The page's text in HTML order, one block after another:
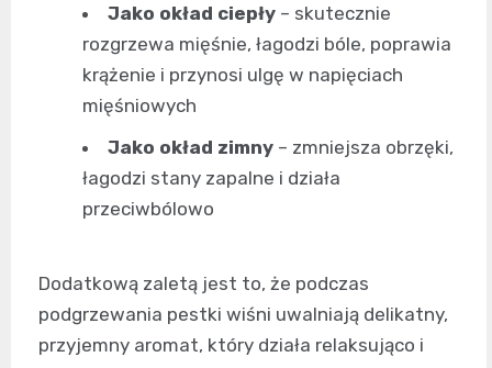
Jako okład ciepły – skutecznie
rozgrzewa mięśnie, łagodzi bóle, poprawia
krążenie i przynosi ulgę w napięciach
mięśniowych
Jako okład zimny – zmniejsza obrzęki,
łagodzi stany zapalne i działa
przeciwbólowo
Dodatkową zaletą jest to, że podczas
podgrzewania pestki wiśni uwalniają delikatny,
przyjemny aromat, który działa relaksująco i